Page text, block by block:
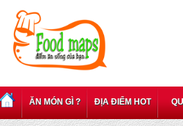
ĂN MÓN GÌ ? ĐỊA ĐIỂM HOT